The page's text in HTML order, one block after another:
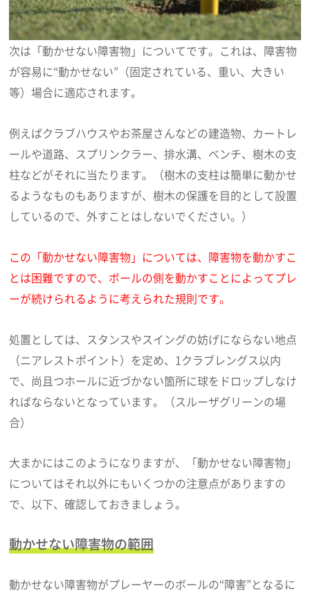
次は「動かせない障害物」についてです。これは、障害物
が容易に“動かせない”（固定されている、重い、大きい
等）場合に適応されます。
例えばクラブハウスやお茶屋さんなどの建造物、カートレ
ールや道路、スプリンクラー、排水溝、ベンチ、樹木の支
柱などがそれに当たります。（樹木の支柱は簡単に動かせ
るようなものもありますが、樹木の保護を目的として設置
しているので、外すことはしないでください。）
この「動かせない障害物」については、障害物を動かすこ
とは困難ですので、ボールの側を動かすことによってプレ
ーが続けられるように考えられた規則です。
処置としては、スタンスやスイングの妨げにならない地点
（ニアレストポイント）を定め、1クラブレングス以内
で、尚且つホールに近づかない箇所に球をドロップしなけ
ればならないとなっています。（スルーザグリーンの場
合）
大まかにはこのようになりますが、「動かせない障害物」
についてはそれ以外にもいくつかの注意点がありますの
で、以下、確認しておきましょう。
動かせない障害物の範囲
動かせない障害物がプレーヤーのボールの“障害”となるに